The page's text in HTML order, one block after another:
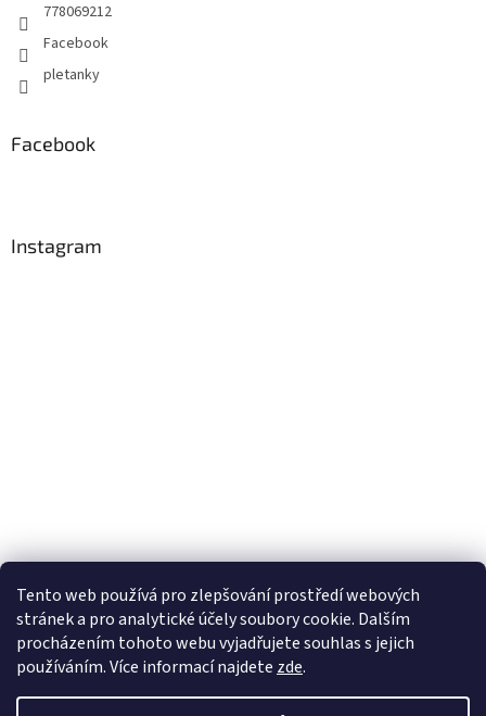
Tento web používá pro zlepšování prostředí webových
stránek a pro analytické účelysoubory cookie. Dalším
procházením tohoto webu vyjadřujete souhlas s jejich
používáním. Více informacínajdete zde.
778069212
Facebook
pletanky
Facebook
Instagram
Sledovat na Instagramu